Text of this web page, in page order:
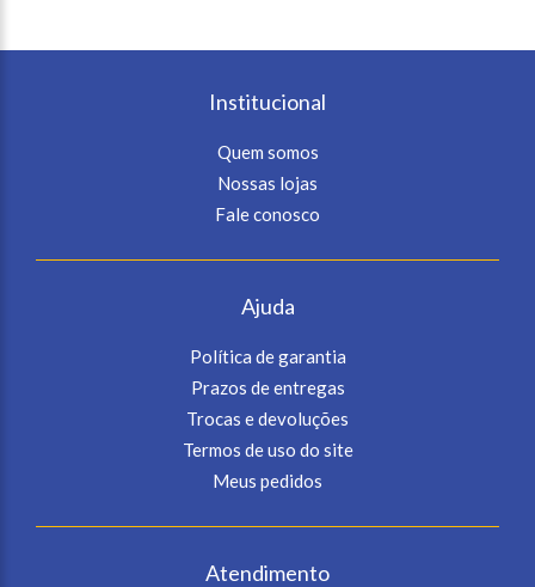
Institucional
Quem somos
Nossas lojas
Fale conosco
Ajuda
Política de garantia
Prazos de entregas
Trocas e devoluções
Termos de uso do site
Meus pedidos
Atendimento